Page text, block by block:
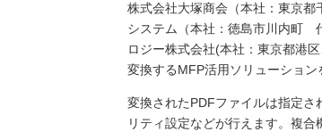
株式会社大塚商会（本社：東京
システム（本社：徳島市川内町
ロジー株式会社(本社：東京都港
変換するMFP活用ソリューション
変換されたPDFファイルは指定さ
リティ設定などが行えます。複